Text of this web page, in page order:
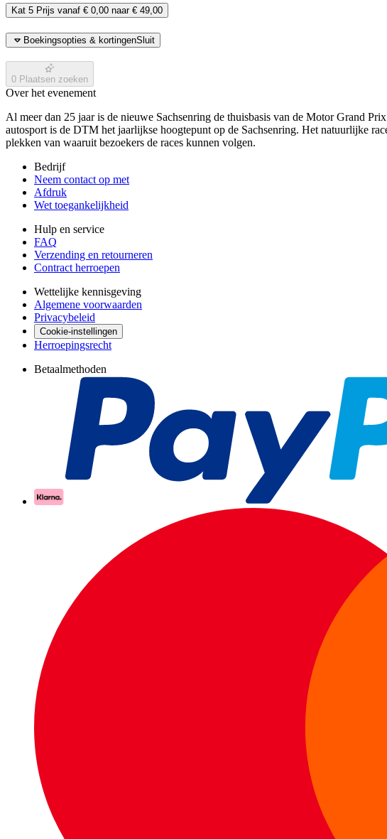
Kat 5 Prijs vanaf € 0,00 naar € 49,00
Boekingsopties & kortingenSluit
0 Plaatsen zoeken
Over het evenement
Al meer dan 25 jaar is de nieuwe Sachsenring de thuisbasis van de Motor Grand
autosport is de DTM het jaarlijkse hoogtepunt op de Sachsenring. Het natuurlijke
plekken van waaruit bezoekers de races kunnen volgen.
Bedrijf
Neem contact op met
Afdruk
Wet toegankelijkheid
Hulp en service
FAQ
Verzending en retourneren
Contract herroepen
Wettelijke kennisgeving
Algemene voorwaarden
Privacybeleid
Cookie-instellingen
Herroepingsrecht
Betaalmethoden